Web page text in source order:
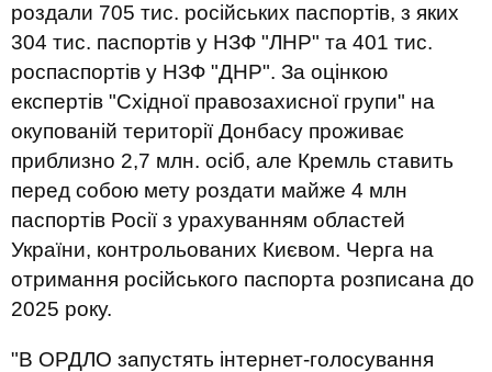
роздали 705 тис. російських паспортів, з яких
304 тис. паспортів у НЗФ "ЛНР" та 401 тис.
роспаспортів у НЗФ "ДНР". За оцінкою
експертів "Східної правозахисної групи" на
окупованій території Донбасу проживає
приблизно 2,7 млн. осіб, але Кремль ставить
перед собою мету роздати майже 4 млн
паспортів Росії з урахуванням областей
України, контрольованих Києвом. Черга на
отримання російського паспорта розписана до
2025 року.
"В ОРДЛО запустять інтернет-голосування